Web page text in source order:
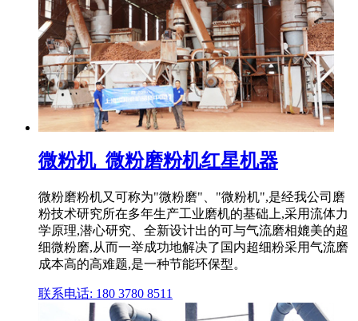
微粉机_微粉磨粉机红星机器
微粉磨粉机又可称为"微粉磨"、"微粉机",是经我公司磨
粉技术研究所在多年生产工业磨机的基础上,采用流体力
学原理,潜心研究、全新设计出的可与气流磨相媲美的超
细微粉磨,从而一举成功地解决了国内超细粉采用气流磨
成本高的高难题,是一种节能环保型。
联系电话: 180 3780 8511